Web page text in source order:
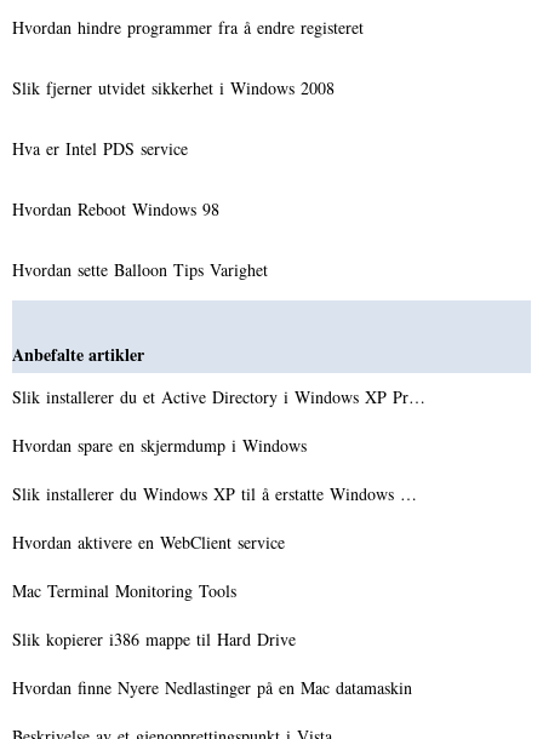
Hvordan hindre programmer fra å endre registeret
Slik fjerner utvidet sikkerhet i Windows 2008
Hva er Intel PDS service
Hvordan Reboot Windows 98
Hvordan sette Balloon Tips Varighet
Anbefalte artikler
Slik installerer du et Active Directory i Windows XP Pr…
Hvordan spare en skjermdump i Windows
Slik installerer du Windows XP til å erstatte Windows …
Hvordan aktivere en WebClient service
Mac Terminal Monitoring Tools
Slik kopierer i386 mappe til Hard Drive
Hvordan finne Nyere Nedlastinger på en Mac datamaskin